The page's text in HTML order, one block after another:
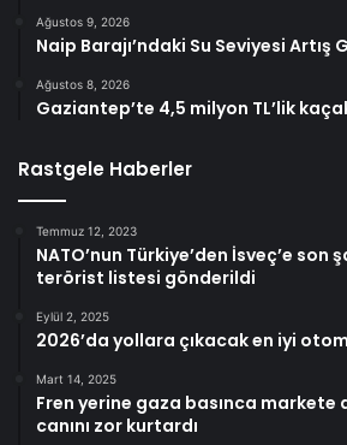
Ağustos 9, 2026
Naip Barajı’ndaki Su Seviyesi Artış
Ağustos 8, 2026
Gaziantep’te 4,5 milyon TL’lik
Rastgele Haberler
Temmuz 12, 2023
NATO’nun Türkiye’den İsveç’e son
terörist listesi gönderildi
Eylül 2, 2025
2026’da yollara çıkacak en iyi
Mart 14, 2025
Fren yerine gaza basınca markete
canını zor kurtardı